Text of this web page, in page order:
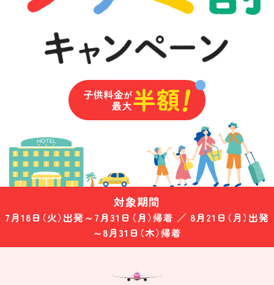
対象期間
7月18日（火）出発～7月31日（月）帰着 ／ 8月21日（月）出発
～8月31日（木）帰着